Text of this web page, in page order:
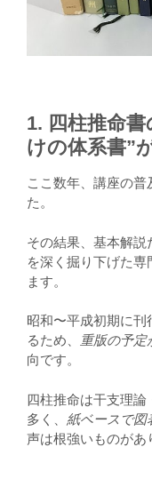
1. 四柱推命
けの体系書”
ここ数年、講座の
た。
その結果、基本解
を深く掘り下げた
ます。
昭和〜平成初期に
るため、
重版の予定
向です。
四柱推命は干支理
多く、 紙ベースで図
声は根強いものがあ